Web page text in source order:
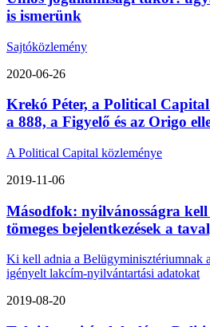
is ismerünk
Sajtóközlemény
2020-06-26
Krekó Péter, a Political
a 888, a Figyelő és az Origo
A Political Capital közleménye
2019-11-06
Másodfok: nyilvánosságra
tömeges bejelentkezések a
Ki kell adnia a Belügyminisztériumnak
igényelt lakcím-nyilvántartási adatokat
2019-08-20